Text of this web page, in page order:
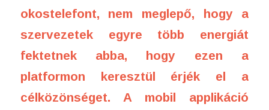
okostelefont, nem meglepő, hogy a
szervezetek egyre több energiát
fektetnek abba, hogy ezen a
platformon keresztül érjék el a
célközönséget. A mobil applikáció